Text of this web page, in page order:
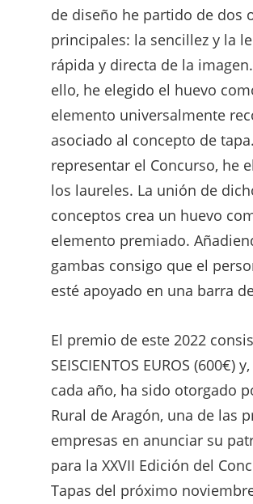
de diseño he partido de dos
principales: la sencillez y la
rápida y directa de la
ello, he elegido el huevo
elemento universalmente
asociado al concepto de
representar el Concurso, he
los laureles. La unión de
conceptos crea un huevo
elemento premiado.
gambas consigo que el
esté apoyado en una barra
El premio de este 2022
SEISCIENTOS EUROS (600€)
cada año, ha sido otorgado
Rural de Aragón, una de las
empresas en anunciar su
para la XXVII Edición del
Tapas del próximo